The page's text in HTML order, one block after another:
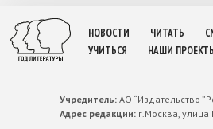
НОВОСТИ ЧИТАТЬ
УЧИТЬСЯ
НАШИ
Учредитель:АО “Издательство
Адрес редакции:г.Москва, улица